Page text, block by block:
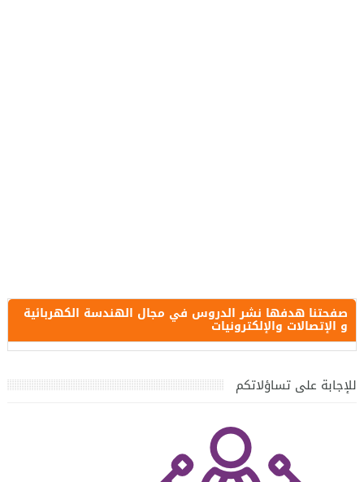
صفحتنا هدفها نشر الدروس في مجال الهندسة الكهربائية
و الإتصالات والإلكترونيات
للإجابة على تساؤلاتكم